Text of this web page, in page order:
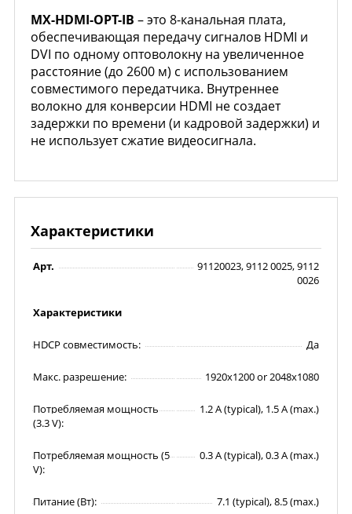
MX-HDMI-OPT-IB – это 8-канальная плата,
обеспечивающая передачу сигналов HDMI и
DVI по одному оптоволокну на увеличенное
расстояние (до 2600 м) с использованием
совместимого передатчика. Внутреннее
волокно для конверсии HDMI не создает
задержки по времени (и кадровой задержки) и
не использует сжатие видеосигнала.
Характеристики
Арт.
91120023, 9112 0025, 9112
0026
Характеристики
HDCP совместимость: Да
Макс. разрешение: 1920x1200 or 2048x1080
Потребляемая мощность
(3.3 V):
1.2 A (typical), 1.5 A (max.)
Потребляемая мощность (5
V):
0.3 A (typical), 0.3 A (max.)
Питание (Вт): 7.1 (typical), 8.5 (max.)